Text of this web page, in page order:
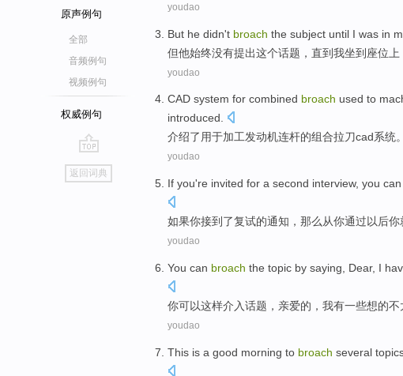
原声例句
全部
音频例句
视频例句
权威例句
go
top
返回词典
youdao
But he didn't broach the subject until I was in
但他始终没有提出这个话题 ， 直到我坐到座位上
youdao
CAD system for combined broach used to
introduced.
介绍了用于加工发动机连杆的组合拉刀cad系统。
youdao
If you're invited for a second interview, you can
如果你接到 了复试的通知，那么 从你通过以后你
youdao
You can broach the topic by saying Dear, I
你可以这样介入话题 ， 亲爱的 ， 我有一些想的不
youdao
This is a good morning to broach several